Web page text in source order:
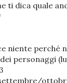
ti dica quale
niente perché
personaggi